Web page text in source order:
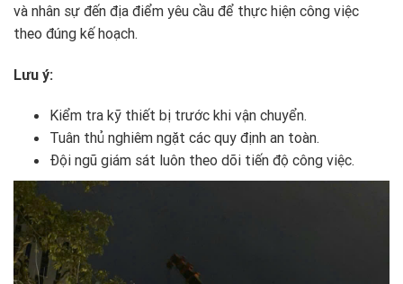
và nhân sự đến địa điểm yêu cầu để thực hiện công việc
theo đúng kế hoạch.
Lưu ý:
Kiểm tra kỹ thiết bị trước khi vận chuyển.
Tuân thủ nghiêm ngặt các quy định an toàn.
Đội ngũ giám sát luôn theo dõi tiến độ công việc.